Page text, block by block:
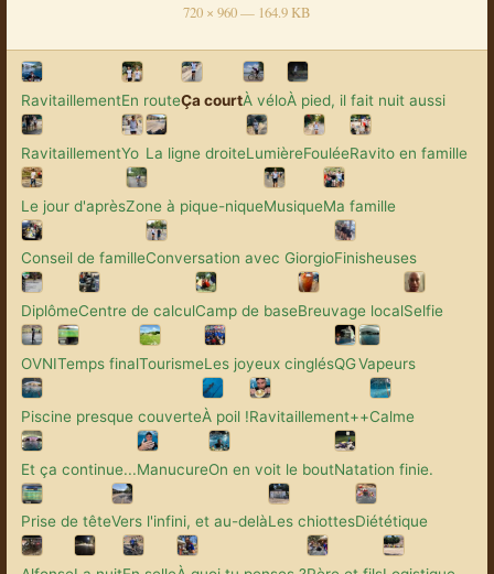
720 × 960 — 164.9 KB
RavitaillementEn routeÇa courtÀ véloÀ pied, il fait nuit aussi
RavitaillementYo La ligne droiteLumièreFouléeRavito en famille
Le jour d'aprèsZone à pique-niqueMusiqueMa famille
Conseil de familleConversation avec GiorgioFinisheuses
DiplômeCentre de calculCamp de baseBreuvage localSelfie
OVNITemps finalTourismeLes joyeux cinglésQGVapeurs
Piscine presque couverteÀ poil !Ravitaillement++Calme
Et ça continue...ManucureOn en voit le boutNatation finie.
Prise de têteVers l'infini, et au-delàLes chiottesDiététique